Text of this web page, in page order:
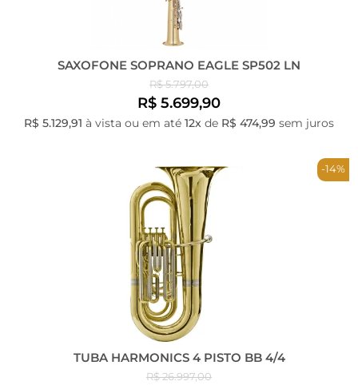
SAXOFONE SOPRANO EAGLE SP502 LN
R$ 5.797,00
R$ 5.699,90
R$ 5.129,91 à vista ou em até 12x de R$ 474,99 sem juros
-14%
TUBA HARMONICS 4 PISTO BB 4/4
R$ 26.997,00